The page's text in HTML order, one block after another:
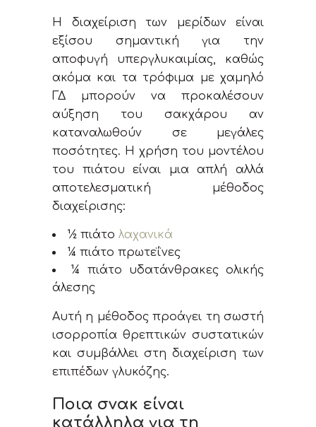
Η διαχείριση των μερίδων είναι
εξίσου σημαντική για την
αποφυγή υπεργλυκαιμίας, καθώς
ακόμα και τα τρόφιμα με χαμηλό
ΓΔ μπορούν να προκαλέσουν
αύξηση του σακχάρου αν
καταναλωθούν σε μεγάλες
ποσότητες. Η χρήση του μοντέλου
του πιάτου είναι μια απλή αλλά
αποτελεσματική μέθοδος
διαχείρισης:
½ πιάτο λαχανικά
¼ πιάτο πρωτεΐνες
¼ πιάτο υδατάνθρακες ολικής
άλεσης
Αυτή η μέθοδος προάγει τη σωστή
ισορροπία θρεπτικών συστατικών
και συμβάλλει στη διαχείριση των
επιπέδων γλυκόζης.
Ποια σνακ είναι
κατάλληλα για τη